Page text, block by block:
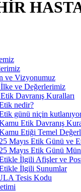
ve Vizyonumuz
ve Değerlerimiz
Davranış Kuralları
nedir?
günü niçin
Etik Davranış
Etiği Temel
25 Mayıs Etik Günü ve
25 Mayıs Etik Günü
İlgili Afişler ve
İlgili Sunumlar
Tesis Kodu